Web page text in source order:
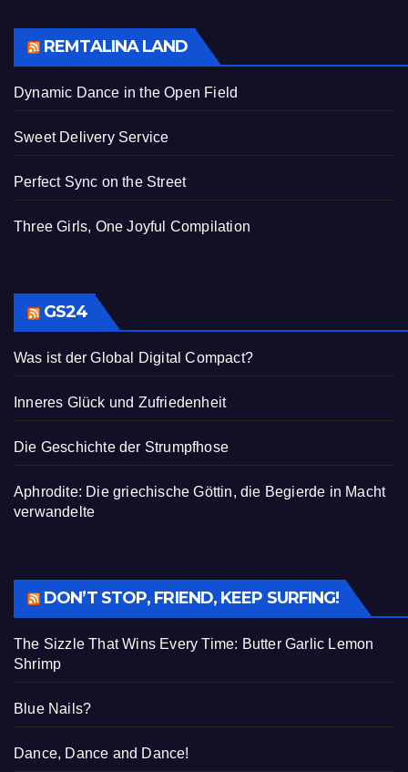
REMTALINA LAND
Dynamic Dance in the Open Field
Sweet Delivery Service
Perfect Sync on the Street
Three Girls, One Joyful Compilation
GS24
Was ist der Global Digital Compact?
Inneres Glück und Zufriedenheit
Die Geschichte der Strumpfhose
Aphrodite: Die griechische Göttin, die Begierde in Macht
verwandelte
DON’T STOP, FRIEND, KEEP SURFING!
The Sizzle That Wins Every Time: Butter Garlic Lemon
Shrimp
Blue Nails?
Dance, Dance and Dance!